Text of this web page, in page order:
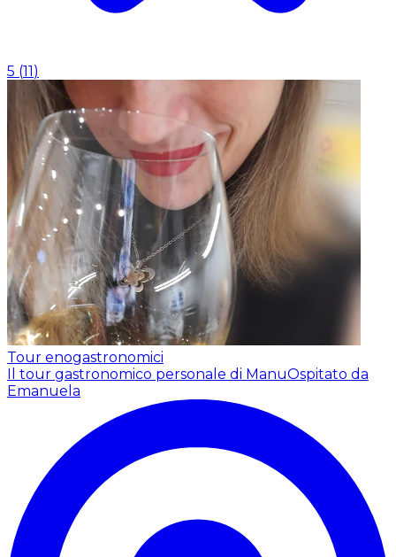
5 (11)
Tour enogastronomici
Il tour gastronomico personale di ManuOspitato da
Emanuela